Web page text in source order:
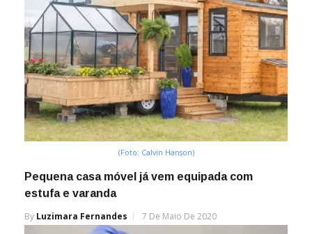
(Foto: Calvin Hanson)
Pequena casa móvel já vem equipada com
estufa e varanda
By Luzimara Fernandes 7 De Maio De 2020